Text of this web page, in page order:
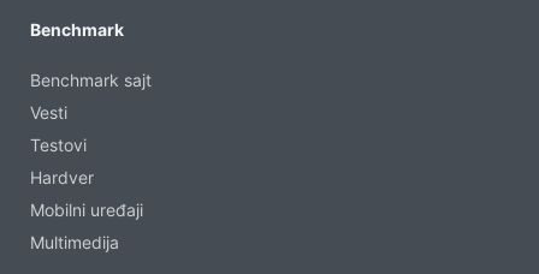
Benchmark
Benchmark sajt
Vesti
Testovi
Hardver
Mobilni uređaji
Multimedija